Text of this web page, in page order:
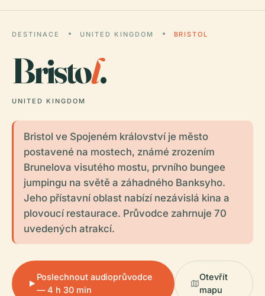
DESTINACE UNITED KINGDOM BRISTOL
Bristol.
UNITED KINGDOM
Bristol ve Spojeném království je město
postavené na mostech, známé zrozením
Brunelova visutého mostu, prvního bungee
jumpingu na světě a záhadného Banksyho.
Jeho přístavní oblast nabízí nezávislá kina a
plovoucí restaurace. Průvodce zahrnuje 70
uvedených atrakcí.
Poslechnout audioprůvodce
— 4 h 30 min
Otevřít
mapu